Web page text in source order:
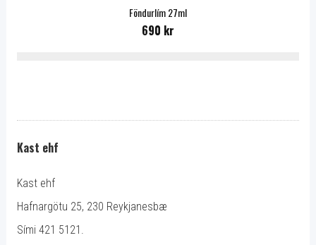
Föndurlím 27ml
690 kr
Kast ehf
Kast ehf
Hafnargötu 25, 230 Reykjanesbæ
Sími 421 5121.